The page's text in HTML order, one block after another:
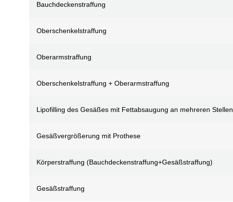
Bauchdeckenstraffung
Oberschenkelstraffung
Oberarmstraffung
Oberschenkelstraffung + Oberarmstraffung
Lipofilling des Gesäßes mit Fettabsaugung an mehreren Stellen
Gesäßvergrößerung mit Prothese
Körperstraffung (Bauchdeckenstraffung+Gesäßstraffung)
Gesäßstraffung